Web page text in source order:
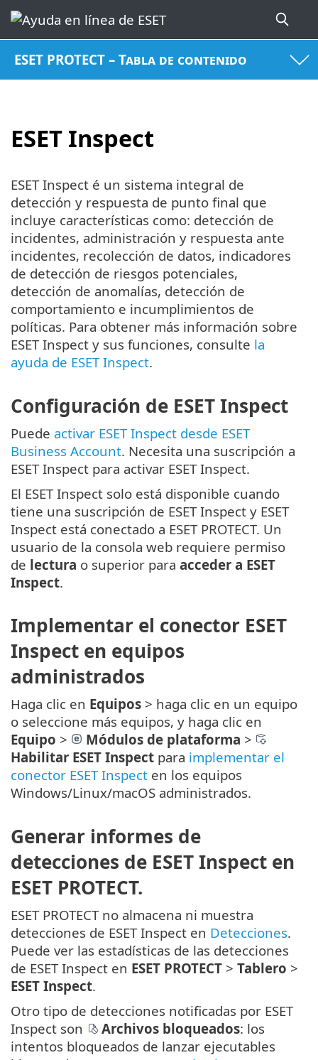
ESET PROTECT – Tabla de contenido
ESET Inspect
ESET Inspect é un sistema integral de
detección y respuesta de punto final que
incluye características como: detección de
incidentes, administración y respuesta ante
incidentes, recolección de datos, indicadores
de detección de riesgos potenciales,
detección de anomalías, detección de
comportamiento e incumplimientos de
políticas. Para obtener más información sobre
ESET Inspect y sus funciones, consulte la
ayuda de ESET Inspect.
Configuración de ESET Inspect
Puede activar ESET Inspect desde ESET
Business Account. Necesita una suscripción a
ESET Inspect para activar ESET Inspect.
El ESET Inspect solo está disponible cuando
tiene una suscripción de ESET Inspect y ESET
Inspect está conectado a ESET PROTECT. Un
usuario de la consola web requiere permiso
de lectura o superior para acceder a ESET
Inspect.
Implementar el conector ESET
Inspect en equipos
administrados
Haga clic en Equipos > haga clic en un equipo
o seleccione más equipos, y haga clic en
Equipo > Módulos de plataforma >
Habilitar ESET Inspect para implementar el
conector ESET Inspect en los equipos
Windows/Linux/macOS administrados.
Generar informes de
detecciones de ESET Inspect en
ESET PROTECT.
ESET PROTECT no almacena ni muestra
detecciones de ESET Inspect en Detecciones.
Puede ver las estadísticas de las detecciones
de ESET Inspect en ESET PROTECT > Tablero >
ESET Inspect.
Otro tipo de detecciones notificadas por ESET
Inspect son
Archivos bloqueados: los
intentos bloqueados de lanzar ejecutables